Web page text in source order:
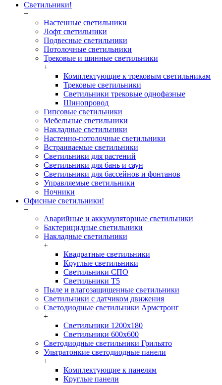
Светильники!
+
Настенные светильники
Лофт светильники
Подвесные светильники
Потолочные светильники
Трековые и шинные светильники
+
Комплектующие к трековым светильникам
Трековые светильники
Светильники трековые однофазные
Шинопровод
Гипсовые светильники
Мебельные светильники
Накладные светильники
Настенно-потолочные светильники
Встраиваемые светильники
Светильники для растений
Светильники для бань и саун
Светильники для бассейнов и фонтанов
Управляемые светильники
Ночники
Офисные светильники!
+
Аварийные и аккумуляторные светильники
Бактерицидные светильники
Накладные светильники
+
Квадратные светильники
Круглые светильники
Светильники СПО
Светильники Т5
Пыле и влагозащищенные светильники
Светильники с датчиком движения
Светодиодные светильники Армстронг
+
Светильники 1200х180
Светильники 600х600
Светодиодные светильники Грильято
Ультратонкие светодиодные панели
+
Комплектующие к панелям
Круглые панели